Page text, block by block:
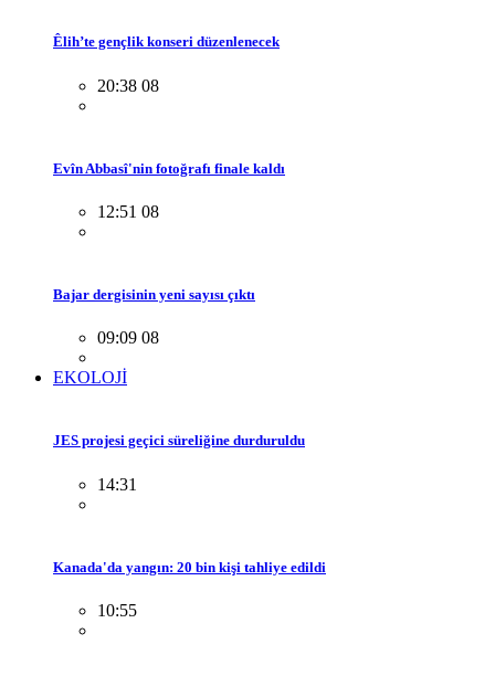
Êlih’te gençlik konseri düzenlenecek
20:38 08
Evîn Abbasî'nin fotoğrafı finale kaldı
12:51 08
Bajar dergisinin yeni sayısı çıktı
09:09 08
EKOLOJİ
JES projesi geçici süreliğine durduruldu
14:31
Kanada'da yangın: 20 bin kişi tahliye edildi
10:55